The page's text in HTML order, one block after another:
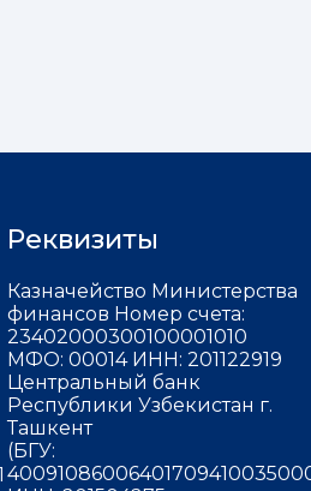
Реквизиты
Казначейство Министерства
финансов Номер счета:
23402000300100001010
МФО: 00014 ИНН: 201122919
Центральный банк
Республики Узбекистан г.
Ташкент
(БГУ: